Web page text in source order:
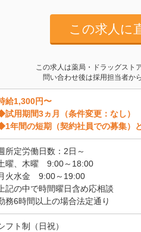
この求人に
この求人は薬局・ドラッグスト
問い合わせ後は採用担当者か
給1,300円〜
試用期間3ヵ月（条件変更：なし）
年間の短期（契約社員での募集）
所定労働日数：2日～
曜、木曜 9:00～18:00
火水金 9:00～19:00
上記の中で時間曜日含め応相談
務6時間以上の場合法定通り
フト制（日祝）